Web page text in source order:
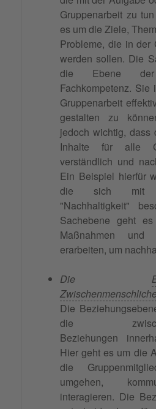
Gruppenarbeit zu
es um die Ziele,
Probleme, die in der
werden sollen. Die
die Ebene
Fachkompetenz. Sie
Gruppenarbeit
gestalten zu
jedoch wichtig, dass
Inhalte für alle
verständlich und
Ein Beispiel hierfür
die sich mit
"Nachhaltigkeit"
Sachebene geht
Maßnahmen und
erarbeiten, um
Die
Die
die
Beziehungen
Hier geht es um die
die
umgehen,
interagieren. Die